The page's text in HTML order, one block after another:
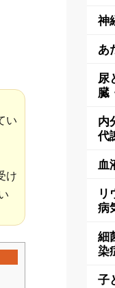
い
け
神
あ
尿
臓
内
代
血
病
細
染
子